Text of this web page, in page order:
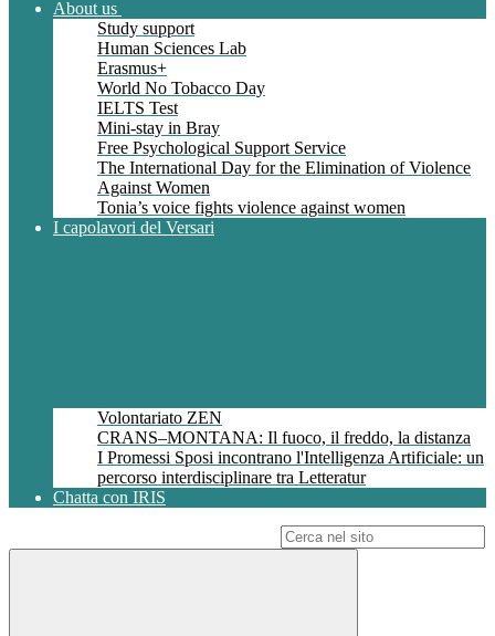
About us
Study support
Human Sciences Lab
Erasmus+
World No Tobacco Day
IELTS Test
Mini-stay in Bray
Free Psychological Support Service
The International Day for the Elimination of Violence
Against Women
Tonia’s voice fights violence against women
I capolavori del Versari
Volontariato ZEN
CRANS–MONTANA: Il fuoco, il freddo, la distanza
I Promessi Sposi incontrano l'Intelligenza Artificiale: un
percorso interdisciplinare tra Letteratur
Chatta con IRIS